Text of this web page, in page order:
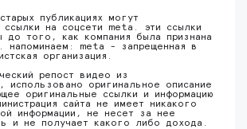
публикациях могут
ссылки на соцсети meta. эти ссылки
до того, как компания была признана
напоминаем: meta - запрещенная в
организация.
репост видео из
использовано оригинальное описание
оригинальные ссылки и информацию
сайта не имеет никакого
информации, не несет за нее
и не получает какого либо дохода.